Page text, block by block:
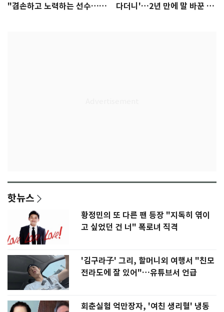
"겸손하고 노력하는 선수…좋
다더니'…2년 만에 말 바꾼 이
핫뉴스
황정민의 또 다른 팬 등장 "지독히 엮이
고 싶었던 건 너" 폭로녀 직격
'김구라子' 그리, 할머니외 여행서 "친모
전라도에 잘 있어"…유튜브서 언급
회춘실험 억만장자, '여친 생리혈' 냉동